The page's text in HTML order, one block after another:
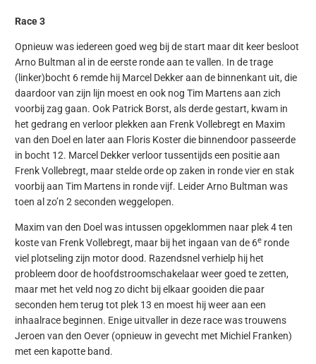
Race 3
Opnieuw was iedereen goed weg bij de start maar dit keer besloot
Arno Bultman al in de eerste ronde aan te vallen. In de trage
(linker)bocht 6 remde hij Marcel Dekker aan de binnenkant uit, die
daardoor van zijn lijn moest en ook nog Tim Martens aan zich
voorbij zag gaan. Ook Patrick Borst, als derde gestart, kwam in
het gedrang en verloor plekken aan Frenk Vollebregt en Maxim
van den Doel en later aan Floris Koster die binnendoor passeerde
in bocht 12. Marcel Dekker verloor tussentijds een positie aan
Frenk Vollebregt, maar stelde orde op zaken in ronde vier en stak
voorbij aan Tim Martens in ronde vijf. Leider Arno Bultman was
toen al zo’n 2 seconden weggelopen.
Maxim van den Doel was intussen opgeklommen naar plek 4 ten
koste van Frenk Vollebregt, maar bij het ingaan van de 6e ronde
viel plotseling zijn motor dood. Razendsnel verhielp hij het
probleem door de hoofdstroomschakelaar weer goed te zetten,
maar met het veld nog zo dicht bij elkaar gooiden die paar
seconden hem terug tot plek 13 en moest hij weer aan een
inhaalrace beginnen. Enige uitvaller in deze race was trouwens
Jeroen van den Oever (opnieuw in gevecht met Michiel Franken)
met een kapotte band.